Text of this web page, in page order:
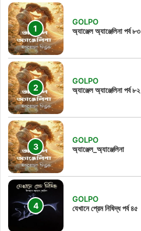
GOLPO
অ্যাঞ্জেল অ্যাঞ্জেলিনা পর্ব ৮৩
GOLPO
অ্যাঞ্জেল অ্যাঞ্জেলিনা পর্ব ৮২
GOLPO
অ্যাঞ্জেল_অ্যাঞ্জেলিনা
GOLPO
যেখানে প্রেম নিষিদ্ধ পর্ব ৪৫